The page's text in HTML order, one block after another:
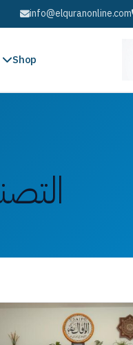
info@elquranonline.com
Shop